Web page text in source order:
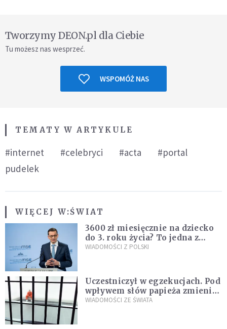
Tworzymy DEON.pl dla Ciebie
Tu możesz nas wesprzeć.
WSPOMÓŻ NAS
TEMATY W ARTYKULE
#internet #celebryci #acta
#portal
pudelek
WIĘCEJ W:ŚWIAT
3600 zł miesięcznie na dziecko
do 3. roku życia? To jedna z
propozycji programu "Rozwój
WIADOMOŚCI Z POLSKI
Uczestniczył w egzekucjach. Pod
wpływem słów papieża zmienił
zdanie
WIADOMOŚCI ZE ŚWIATA